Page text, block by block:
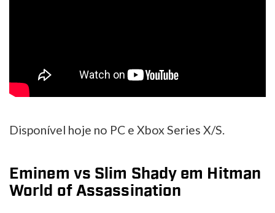
Disponível hoje no PC e Xbox Series X/S.
Eminem vs Slim Shady em Hitman
World of Assassination